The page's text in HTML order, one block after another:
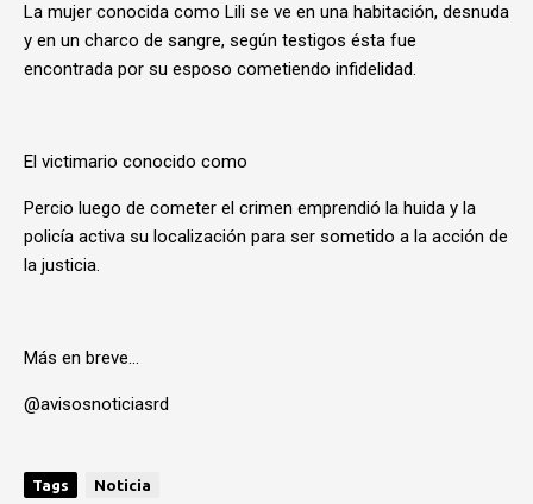
La mujer conocida como Lili se ve en una habitación, desnuda
y en un charco de sangre, según testigos ésta fue
encontrada por su esposo cometiendo infidelidad.
El victimario conocido como
Percio luego de cometer el crimen emprendió la huida y la
policía activa su localización para ser sometido a la acción de
la justicia.
Más en breve...
@avisosnoticiasrd
Tags Noticia